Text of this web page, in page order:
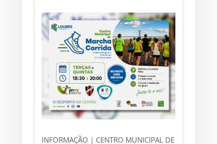
INFORMAÇÃO | CENTRO MUNICIPAL DE